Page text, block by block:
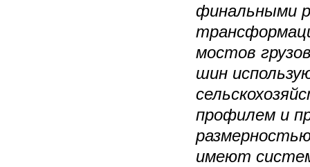
финальными
мостов
шин
профилем и
имеют